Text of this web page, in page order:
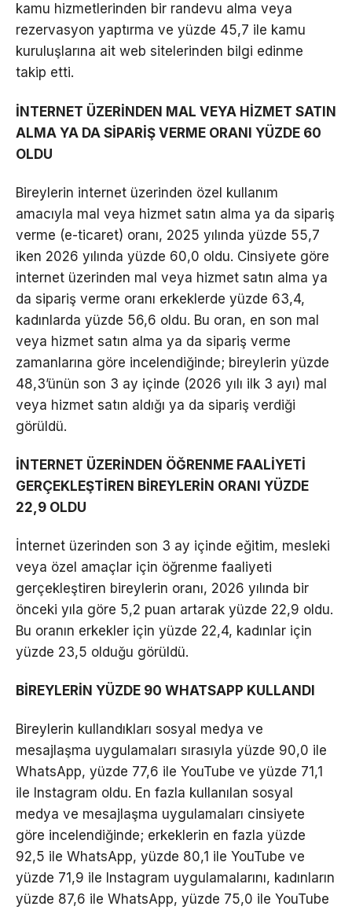
kamu hizmetlerinden bir randevu alma veya
rezervasyon yaptırma ve yüzde 45,7 ile kamu
kuruluşlarına ait web sitelerinden bilgi edinme
takip etti.
İNTERNET ÜZERİNDEN MAL VEYA HİZMET SATIN
ALMA YA DA SİPARİŞ VERME ORANI YÜZDE 60
OLDU
Bireylerin internet üzerinden özel kullanım
amacıyla mal veya hizmet satın alma ya da sipariş
verme (e-ticaret) oranı, 2025 yılında yüzde 55,7
iken 2026 yılında yüzde 60,0 oldu. Cinsiyete göre
internet üzerinden mal veya hizmet satın alma ya
da sipariş verme oranı erkeklerde yüzde 63,4,
kadınlarda yüzde 56,6 oldu. Bu oran, en son mal
veya hizmet satın alma ya da sipariş verme
zamanlarına göre incelendiğinde; bireylerin yüzde
48,3’ünün son 3 ay içinde (2026 yılı ilk 3 ayı) mal
veya hizmet satın aldığı ya da sipariş verdiği
görüldü.
İNTERNET ÜZERİNDEN ÖĞRENME FAALİYETİ
GERÇEKLEŞTİREN BİREYLERİN ORANI YÜZDE
22,9 OLDU
İnternet üzerinden son 3 ay içinde eğitim, mesleki
veya özel amaçlar için öğrenme faaliyeti
gerçekleştiren bireylerin oranı, 2026 yılında bir
önceki yıla göre 5,2 puan artarak yüzde 22,9 oldu.
Bu oranın erkekler için yüzde 22,4, kadınlar için
yüzde 23,5 olduğu görüldü.
BİREYLERİN YÜZDE 90 WHATSAPP KULLANDI
Bireylerin kullandıkları sosyal medya ve
mesajlaşma uygulamaları sırasıyla yüzde 90,0 ile
WhatsApp, yüzde 77,6 ile YouTube ve yüzde 71,1
ile Instagram oldu. En fazla kullanılan sosyal
medya ve mesajlaşma uygulamaları cinsiyete
göre incelendiğinde; erkeklerin en fazla yüzde
92,5 ile WhatsApp, yüzde 80,1 ile YouTube ve
yüzde 71,9 ile Instagram uygulamalarını, kadınların
yüzde 87,6 ile WhatsApp, yüzde 75,0 ile YouTube